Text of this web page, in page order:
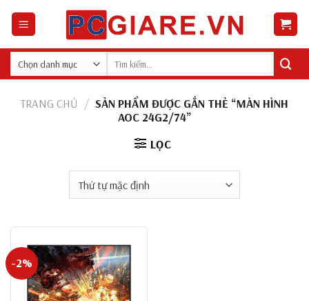
TRANG CHỦ / SẢN PHẨM ĐƯỢC GẮN THẺ “MÀN HÌNH
AOC 24G2/74”
LỌC
-2%